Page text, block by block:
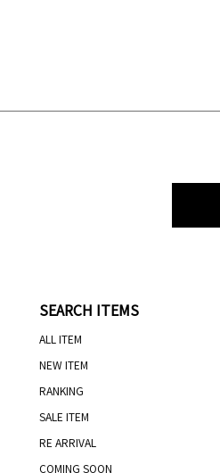
SEARCH ITEMS
ALL ITEM
NEW ITEM
RANKING
SALE ITEM
RE ARRIVAL
COMING SOON